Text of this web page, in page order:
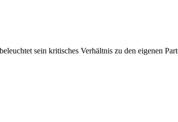
sein kri­ti­sches Ver­hält­nis zu den ei­ge­nen